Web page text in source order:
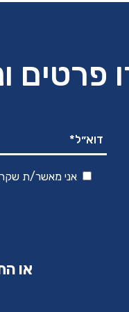
פרטים
אני מאשר/ת
או